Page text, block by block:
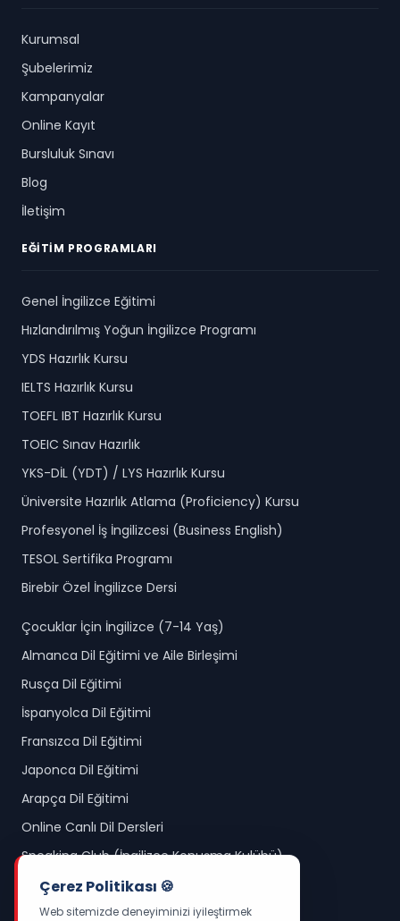
Kurumsal
Şubelerimiz
Kampanyalar
Online Kayıt
Bursluluk Sınavı
Blog
İletişim
EĞITIM PROGRAMLARI
Genel İngilizce Eğitimi
Hızlandırılmış Yoğun İngilizce Programı
YDS Hazırlık Kursu
IELTS Hazırlık Kursu
TOEFL IBT Hazırlık Kursu
TOEIC Sınav Hazırlık
YKS-DİL (YDT) / LYS Hazırlık Kursu
Üniversite Hazırlık Atlama (Proficiency) Kursu
Profesyonel İş İngilizcesi (Business English)
TESOL Sertifika Programı
Birebir Özel İngilizce Dersi
Çocuklar İçin İngilizce (7-14 Yaş)
Almanca Dil Eğitimi ve Aile Birleşimi
Rusça Dil Eğitimi
İspanyolca Dil Eğitimi
Fransızca Dil Eğitimi
Japonca Dil Eğitimi
Arapça Dil Eğitimi
Online Canlı Dil Dersleri
Speaking Club (İngilizce Konuşma Kulübü)
Okul Öncesi İngilizce (3-6 Yaş)
Çerez Politikası 🍪
Web sitemizde deneyiminizi iyileştirmek